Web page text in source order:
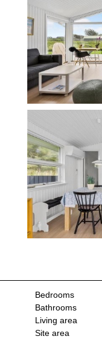
Bedrooms
Bathrooms
Living area
Site area